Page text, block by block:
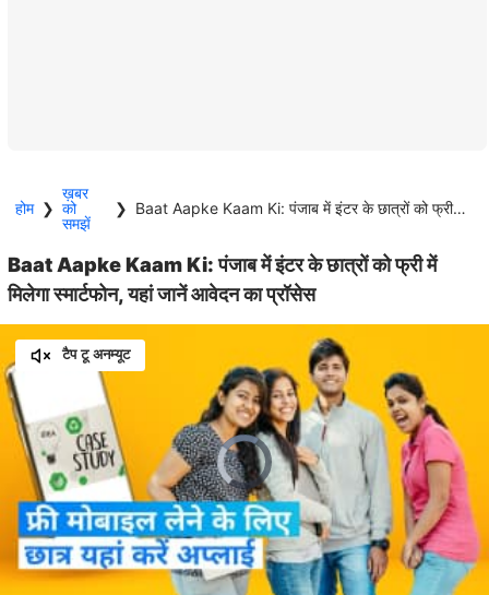
होम ❯
ख़बर
को
समझें
❯ Baat Aapke Kaam Ki: पंजाब में इंटर के छात्रों को फ्री में मिलेगा स्मार्टफोन, यहां जानें आवेदन का प्रॉसेस
Baat Aapke Kaam Ki: पंजाब में इंटर के छात्रों को फ्री में
मिलेगा स्मार्टफोन, यहां जानें आवेदन का प्रॉसेस
टैप टू अनम्यूट
Video
Player
is
loading.
Unmute
/
Loaded: